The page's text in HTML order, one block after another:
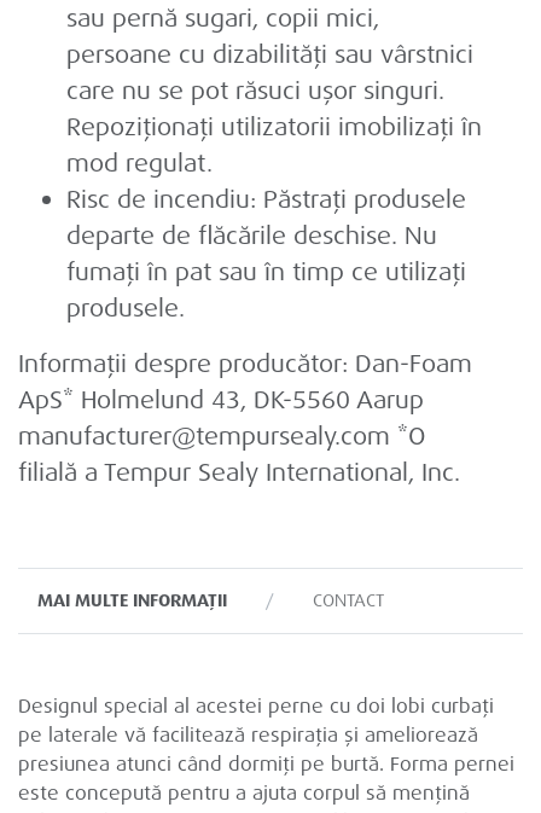
sau pernă sugari, copii mici,
persoane cu dizabilități sau vârstnici
care nu se pot răsuci ușor singuri.
Repoziționați utilizatorii imobilizați în
mod regulat.
Risc de incendiu: Păstrați produsele
departe de flăcările deschise. Nu
fumați în pat sau în timp ce utilizați
produsele.
Informații despre producător: Dan-Foam
ApS* Holmelund 43, DK-5560 Aarup
manufacturer@tempursealy.com *O
filială a Tempur Sealy International, Inc.
MAI MULTE INFORMAȚII CONTACT
Designul special al acestei perne cu doi lobi curbați
pe laterale vă facilitează respirația și ameliorează
presiunea atunci când dormiți pe burtă. Forma pernei
este concepută pentru a ajuta corpul să mențină